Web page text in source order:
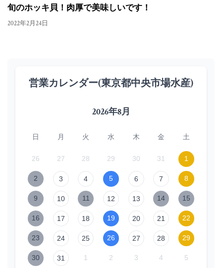
旬のホッキ貝！肉厚で美味しいです！
2022年2月24日
営業カレンダー(東京都中央市場水産)
2026年8月
日 月 火 水 木 金 土
26 27 28 29 30 31 1
2 3 4 5 6 7 8
9 10 11 12 13 14 15
16 17 18 19 20 21 22
23 24 25 26 27 28 29
30 31 1 2 3 4 5